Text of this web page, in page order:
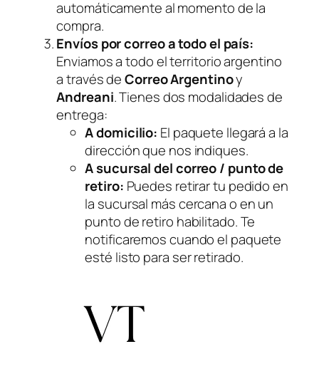
automáticamente al momento de la
compra.
Envíos por correo a todo el país:
Enviamos a todo el territorio argentino
a través deCorreo Argentinoy
Andreani. Tienes dos modalidades de
entrega:
A domicilio: El paquete llegará a la
dirección que nos indiques.
A sucursal del correo / punto de
retiro: Puedes retirar tu pedido en
la sucursal más cercana o en un
punto de retiro habilitado. Te
notificaremos cuando el paquete
esté listo para ser retirado.